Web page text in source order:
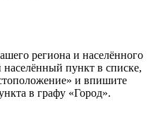
региона и населённого
пункт в списке,
и впишите
в графу «Город».